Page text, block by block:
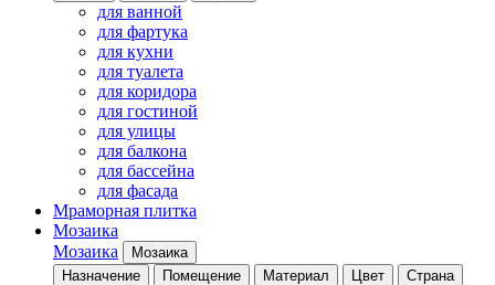
для ванной
для фартука
для кухни
для туалета
для коридора
для гостиной
для улицы
для балкона
для бассейна
для фасада
Мраморная плитка
Мозаика
Мозаика
Мозаика
Назначение
Помещение Материал Цвет Страна